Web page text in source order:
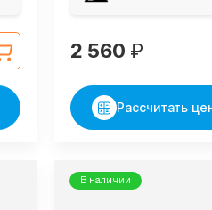
2 560 ₽
Рассчитать
В наличии